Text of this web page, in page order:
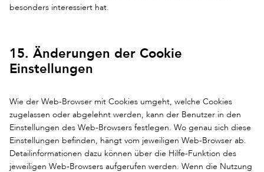
besonders interessiert hat.
15. Änderungen der Cookie
Einstellungen
Wie der Web-Browser mit Cookies umgeht, welche Cookies
zugelassen oder abgelehnt werden, kann der Benutzer in den
Einstellungen des Web-Browsers festlegen. Wo genau sich diese
Einstellungen befinden, hängt vom jeweiligen Web-Browser ab.
Detailinformationen dazu können über die Hilfe-Funktion des
jeweiligen Web-Browsers aufgerufen werden. Wenn die Nutzung